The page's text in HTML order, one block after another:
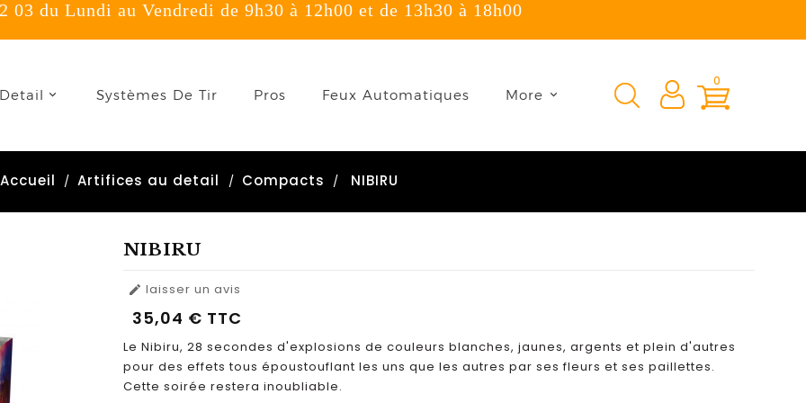
du Lundi au Vendredi de 9h30 à 12h00 et de 13h30 à 18h00
0
Systèmes De Tir Pros Feux Automatiques More
Accueil Artifices au detail Compacts NIBIRU
NIBIRU
 laisser un avis
35,04 € TTC
Le Nibiru, 28 secondes d'explosions de couleurs blanches, jaunes, argents et plein d'autres
pour des effets tous époustouflant les uns que les autres par ses fleurs et ses paillettes.
Cette soirée restera inoubliable.
×
need to be logged in to save products in your wish list.
Annuler Connexion